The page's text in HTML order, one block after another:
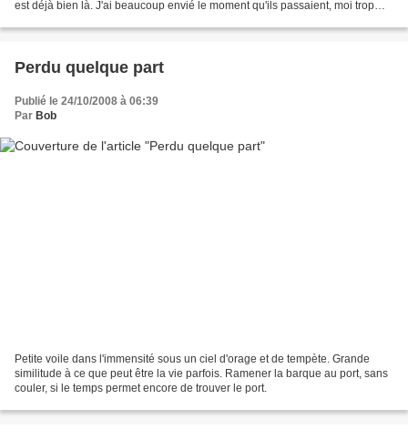
est déjà bien là. J'ai beaucoup envié le moment qu'ils passaient, moi trop
Perdu quelque part
Publié le 24/10/2008 à 06:39
Par Bob
Petite voile dans l'immensité sous un ciel d'orage et de tempète. Grande
similitude à ce que peut être la vie parfois. Ramener la barque au port, sans
couler, si le temps permet encore de trouver le port.